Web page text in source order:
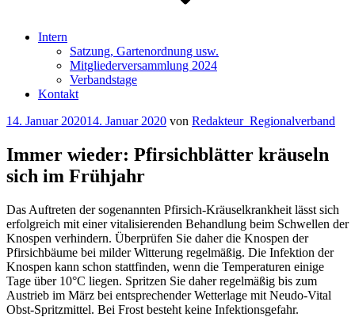
Intern
Satzung, Gartenordnung usw.
Mitgliederversammlung 2024
Verbandstage
Kontakt
Veröffentlicht
14. Januar 202014. Januar 2020 von Redakteur_Regionalverband
Immer wieder: Pfirsichblätter kräuseln
sich im Frühjahr
Das Auftreten der sogenannten Pfirsich-Kräuselkrankheit lässt sich
erfolgreich mit einer vitalisierenden Behandlung beim Schwellen der
Knospen verhindern. Überprüfen Sie daher die Knospen der
Pfirsichbäume bei milder Witterung regelmäßig. Die Infektion der
Knospen kann schon stattfinden, wenn die Temperaturen einige
Tage über 10°C liegen. Spritzen Sie daher regelmäßig bis zum
Austrieb im März bei entsprechender Wetterlage mit Neudo-Vital
Obst-Spritzmittel. Bei Frost besteht keine Infektionsgefahr.